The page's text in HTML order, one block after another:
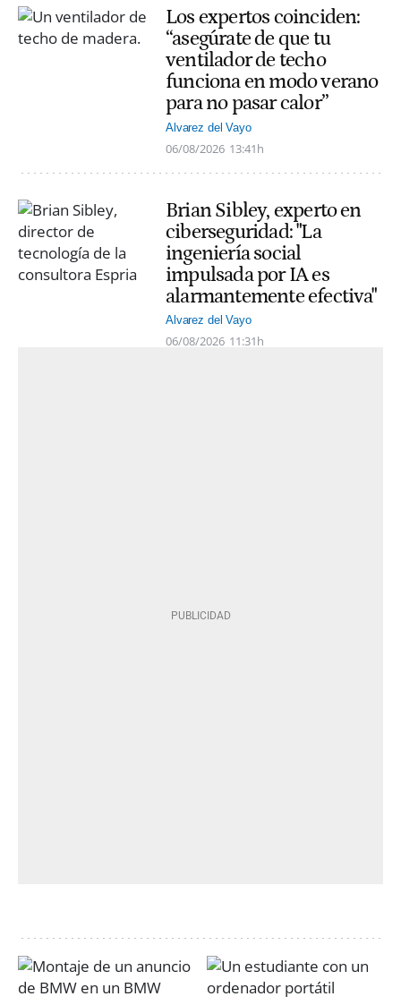
Los expertos coinciden:
“asegúrate de que tu
ventilador de techo
funciona en modo verano
para no pasar calor”
Alvarez del Vayo
06/08/2026 13:41h
Brian Sibley, experto en
ciberseguridad: "La
ingeniería social
impulsada por IA es
alarmantemente efectiva"
Alvarez del Vayo
06/08/2026 11:31h